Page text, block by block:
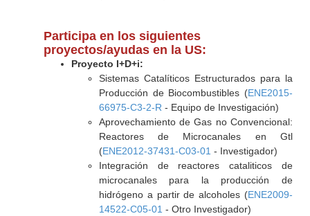
Participa en los siguientes
proyectos/ayudas en la US:
Proyecto I+D+i:
Sistemas Catalíticos Estructurados para la
Producción de Biocombustibles (ENE2015-
66975-C3-2-R - Equipo de Investigación)
Aprovechamiento de Gas no Convencional:
Reactores de Microcanales en Gtl
(ENE2012-37431-C03-01 - Investigador)
Integración de reactores cataliticos de
microcanales para la producción de
hidrógeno a partir de alcoholes (ENE2009-
14522-C05-01 - Otro Investigador)